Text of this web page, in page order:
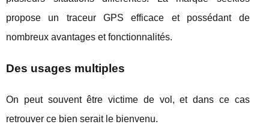
propose un traceur GPS efficace et possédant de
nombreux avantages et fonctionnalités.
Des usages multiples
On peut souvent être victime de vol, et dans ce cas
retrouver ce bien serait le bienvenu.